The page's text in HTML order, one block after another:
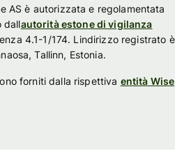
AS è autorizzata e regolamentata
dallautorità estone di vigilanza
4.1-1/174. Lindirizzo registrato è
Tallinn, Estonia.
forniti dalla rispettiva entità Wise